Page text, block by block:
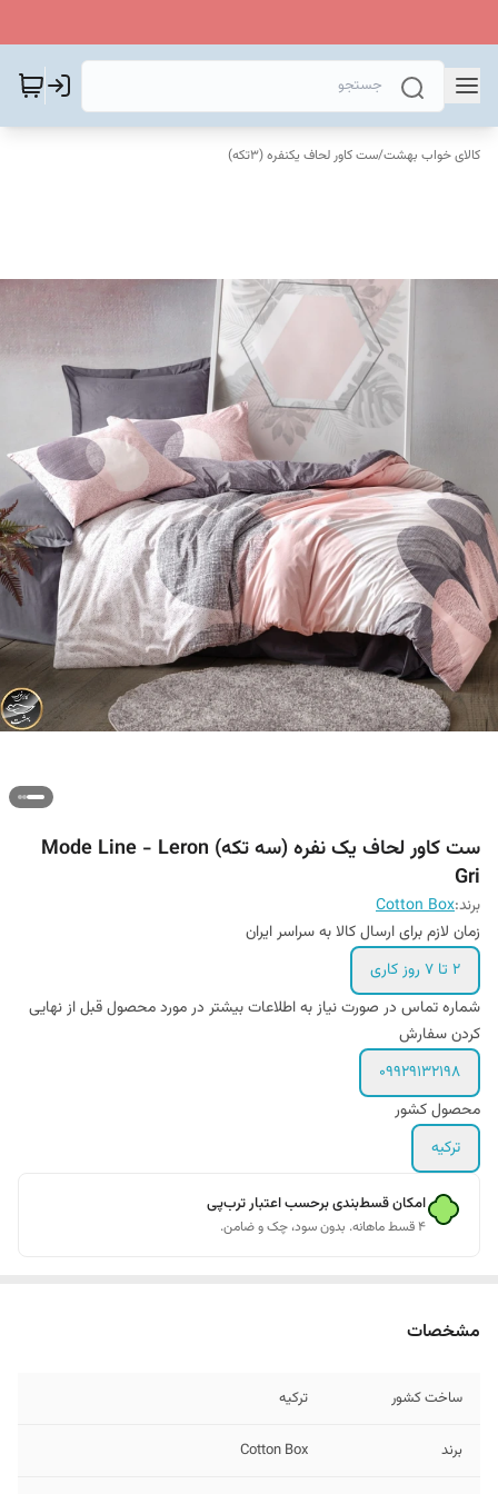
کالای خواب بهشت/ست کاور لحاف یکنفره (۳تکه)
ست کاور لحاف یک نفره (سه تکه) Mode Line - Leron
Gri
برند:Cotton Box
زمان لازم برای ارسال کالا به سراسر ایران
۲ تا ۷ روز کاری
شماره تماس در صورت نیاز به اطلاعات بیشتر در مورد محصول قبل از نهایی
کردن سفارش
09929132198
محصول کشور
ترکیه
امکان قسط‌بندی برحسب اعتبار ترب‌پی
۴ قسط ماهانه. بدون سود، چک و ضامن.
مشخصات
ساخت کشور ترکیه
برند Cotton Box